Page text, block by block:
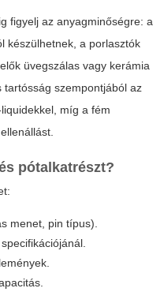
figyelj az anyagminőségre: a
készülhetnek, a porlasztók
üvegszálas vagy kerámia
tartósság szempontjából az
míg a fém
pótalkatrészt?
menet, pin típus).